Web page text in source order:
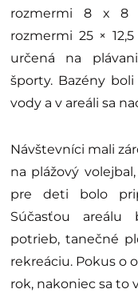
rozmermi 8 x 8
rozmermi 25 ×
určená na
športy. Bazény
vody a v areáli sa
Návštevníci mali
na plážový
pre deti bolo
Súčasťou areálu
potrieb, tanečné
rekreáciu. Pokus o
rok, nakoniec sa to